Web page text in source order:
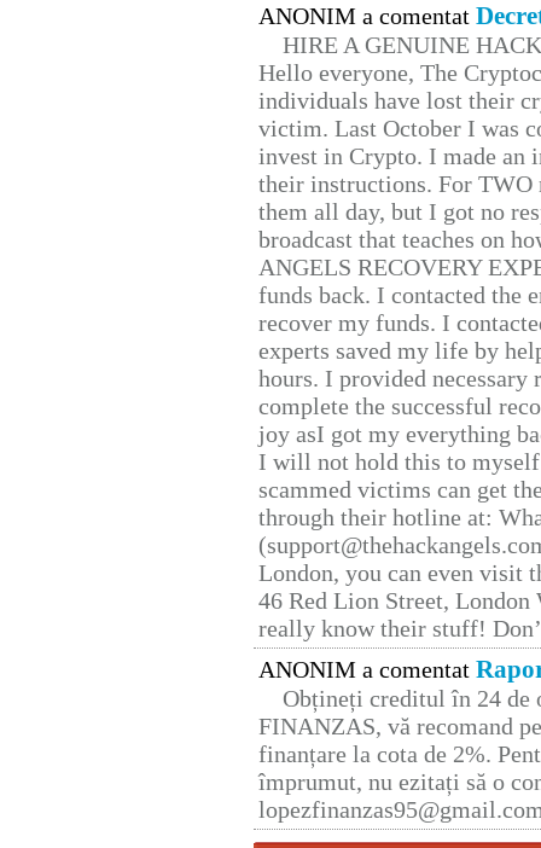
ANONIM a comentat
HIRE A GENUINE
Hello everyone, The
individuals have lost their
victim. Last October I was
invest in Crypto. I made
their instructions. For TWO
them all day, but I got no
broadcast that teaches on
ANGELS RECOVERY
funds back. I contacted the
recover my funds. I
experts saved my life by
hours. I provided
complete the successful
joy asI got my everything
I will not hold this to
scammed victims can get
through their hotline at:
London, you can even visit
46 Red Lion Street, London
really know their stuff!
ANONIM a comentat
Obțineți creditul în 24 de
FINANZAS, vă recomand
finanțare la cota de 2%.
împrumut, nu ezitați să o